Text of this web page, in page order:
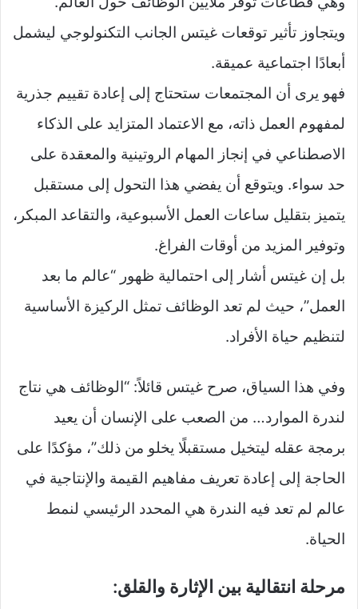
ويتجاوز تأثير توقعات غيتس الجانب التكنولوجي ليشمل
أبعادًا اجتماعية عميقة.
فهو يرى أن المجتمعات ستحتاج إلى إعادة تقييم جذرية
لمفهوم العمل ذاته، مع الاعتماد المتزايد على الذكاء
الاصطناعي في إنجاز المهام الروتينية والمعقدة على
حد سواء. ويتوقع أن يفضي هذا التحول إلى مستقبل
يتميز بتقليل ساعات العمل الأسبوعية، والتقاعد المبكر،
وتوفير المزيد من أوقات الفراغ.
بل إن غيتس أشار إلى احتمالية ظهور “عالم ما بعد
العمل”، حيث لم تعد الوظائف تمثل الركيزة الأساسية
لتنظيم حياة الأفراد.
وفي هذا السياق، صرح غيتس قائلاً: “الوظائف هي نتاج
لندرة الموارد… من الصعب على الإنسان أن يعيد
برمجة عقله ليتخيل مستقبلًا يخلو من ذلك”، مؤكدًا على
الحاجة إلى إعادة تعريف مفاهيم القيمة والإنتاجية في
عالم لم تعد فيه الندرة هي المحدد الرئيسي لنمط
الحياة.
مرحلة انتقالية بين الإثارة والقلق: